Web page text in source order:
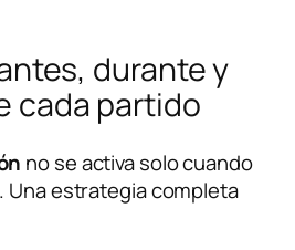
durante y
cada partido
no se activa solo cuando
Una estrategia completa